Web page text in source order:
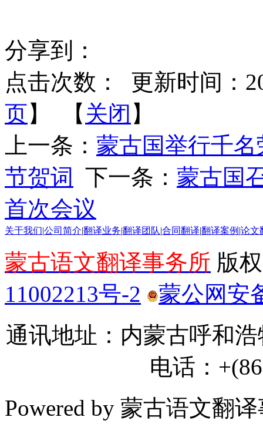
分享到：
点击次数：
更新时间：
页】 【 关闭 】
上一条： 蒙古国举行千
节贺词
下一条： 蒙古国
首次会议
关于我们 公司简介 翻译业务 翻译团队 合同翻译 翻译案例 论文
蒙古语文翻译事务所 版
11002213号-2
蒙公网安
通讯地址：内蒙古呼和
电话：
Powered by 蒙古语文翻